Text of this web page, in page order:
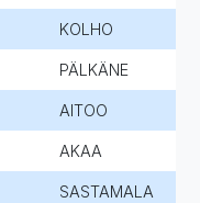
KOLHO
PÄLKÄNE
AITOO
AKAA
SASTAMALA